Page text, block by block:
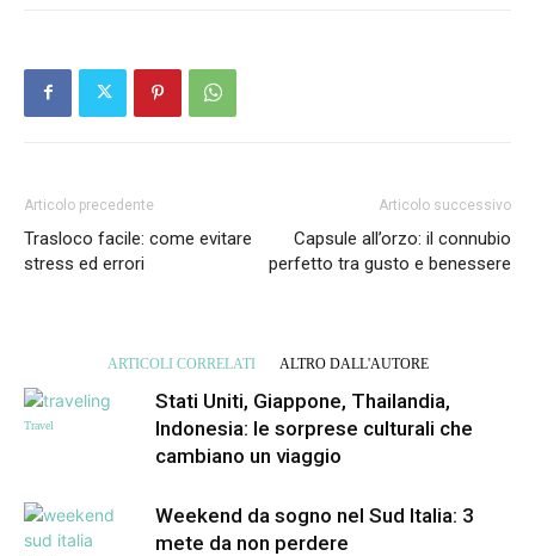
Articolo precedente
Trasloco facile: come evitare
stress ed errori
Articolo successivo
Capsule all’orzo: il connubio
perfetto tra gusto e benessere
ARTICOLI CORRELATI ALTRO DALL'AUTORE
Travel
Stati Uniti, Giappone, Thailandia,
Indonesia: le sorprese culturali che
cambiano un viaggio
Weekend da sogno nel Sud Italia: 3
mete da non perdere